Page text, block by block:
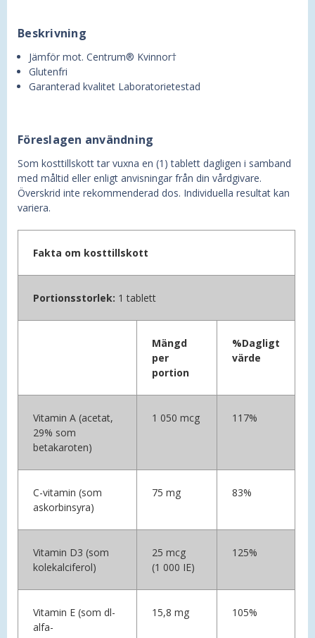
Beskrivning
Jämför mot. Centrum® Kvinnor†
Glutenfri
Garanterad kvalitet Laboratorietestad
Föreslagen användning
Som kosttillskott tar vuxna en (1) tablett dagligen i samband
med måltid eller enligt anvisningar från din vårdgivare.
Överskrid inte rekommenderad dos. Individuella resultat kan
variera.
Fakta om kosttillskott
Portionsstorlek: 1 tablett
Mängd
per
portion
%Dagligt
värde
Vitamin A (acetat,
29% som
betakaroten)
1 050 mcg 117%
C-vitamin (som
askorbinsyra)
75 mg 83%
Vitamin D3 (som
kolekalciferol)
25 mcg
(1 000 IE)
125%
Vitamin E (som dl-
alfa-
15,8 mg 105%